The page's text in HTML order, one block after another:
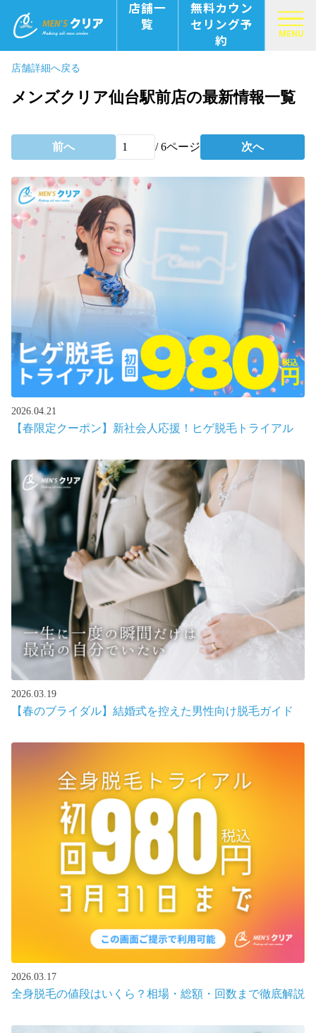
店舗一
覧
無料カウン
セリング予
約
MENU
店舗詳細へ戻る
メンズクリア仙台駅前店の最新情報一覧
前へ /6ページ 次へ
2026.04.21
【春限定クーポン】新社会人応援！ヒゲ脱毛トライアル
2026.03.19
【春のブライダル】結婚式を控えた男性向け脱毛ガイド
2026.03.17
全身脱毛の値段はいくら？相場・総額・回数まで徹底解説